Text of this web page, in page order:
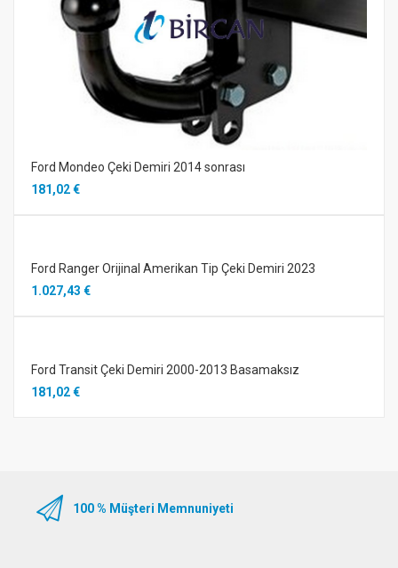
Ford Mondeo Çeki Demiri 2014 sonrası
181,02 €
Ford Ranger Orijinal Amerikan Tip Çeki Demiri 2023
1.027,43 €
Ford Transit Çeki Demiri 2000-2013 Basamaksız
181,02 €
100 % Müşteri Memnuniyeti